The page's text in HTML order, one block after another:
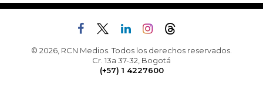
© 2026, RCN Medios. Todos los derechos reservados.
Cr. 13a 37-32, Bogotá
(+57) 1 4227600